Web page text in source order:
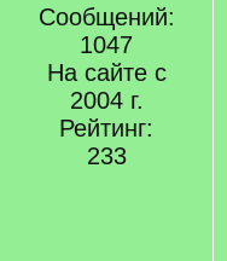
Сообщений:
1047
На сайте с
2004 г.
Рейтинг:
233